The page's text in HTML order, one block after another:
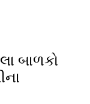
બાળકો